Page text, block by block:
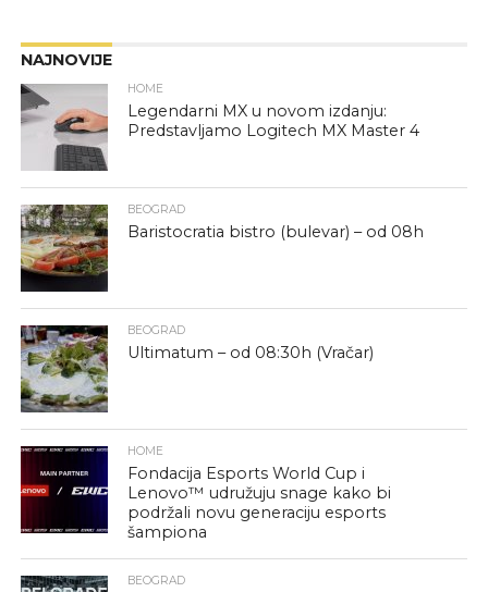
NAJNOVIJE
HOME
Legendarni MX u novom izdanju:
Predstavljamo Logitech MX Master 4
BEOGRAD
Baristocratia bistro (bulevar) – od 08h
BEOGRAD
Ultimatum – od 08:30h (Vračar)
HOME
Fondacija Esports World Cup i
Lenovo™ udružuju snage kako bi
podržali novu generaciju esports
šampiona
BEOGRAD